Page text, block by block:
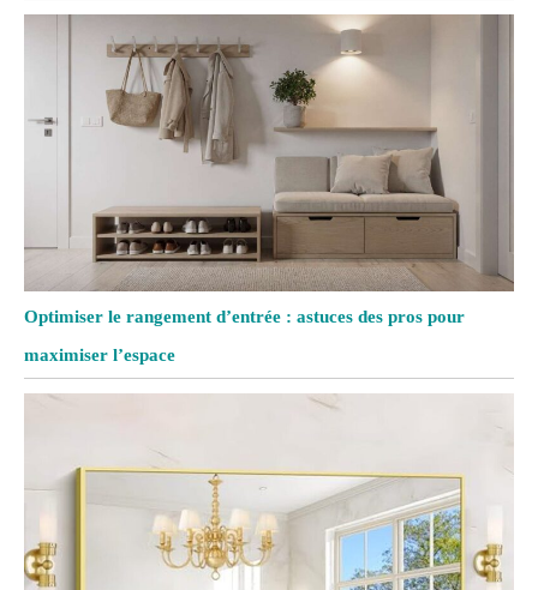
Optimiser le rangement d’entrée : astuces des pros pour
maximiser l’espace